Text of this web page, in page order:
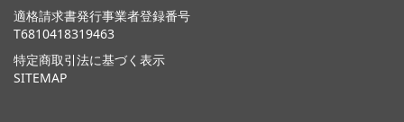
適格請求書発行事業者登録番号
T6810418319463
特定商取引法に基づく表示
SITEMAP